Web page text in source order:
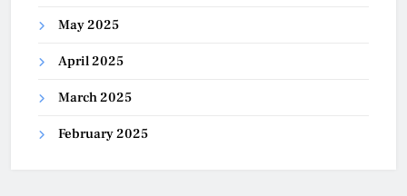
May 2025
April 2025
March 2025
February 2025